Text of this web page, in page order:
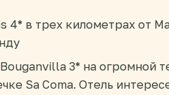
4* в трех километрах от
3* на огромной
Sa Coma. Отель